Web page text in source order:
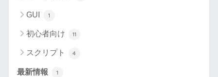
GUI 1
初心者向け 11
スクリプト 4
最新情報 1